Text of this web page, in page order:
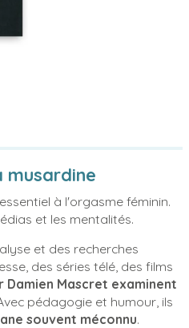
musardine
à l'orgasme féminin.
et les mentalités.
et des recherches
des séries télé, des films
Damien Mascret examinent
pédagogie et humour, ils
souvent méconnu.